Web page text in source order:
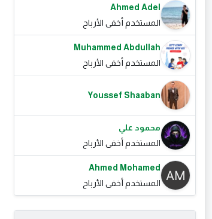
Ahmed Adel
المستخدم أخفى الأرباح
Muhammed Abdullah
المستخدم أخفى الأرباح
Youssef Shaaban
محمود علي
المستخدم أخفى الأرباح
Ahmed Mohamed
المستخدم أخفى الأرباح